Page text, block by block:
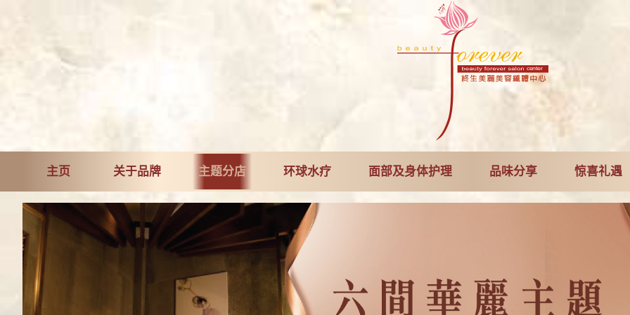
主页 关于品牌 主题分店 环球水疗 面部及身体护理 品味分享 惊喜礼遇